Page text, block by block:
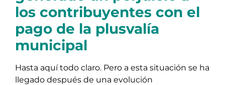
los contribuyentes con el
pago de la plusvalía
municipal
Hasta aquí todo claro. Pero a esta situación se ha
llegado después de una evolución